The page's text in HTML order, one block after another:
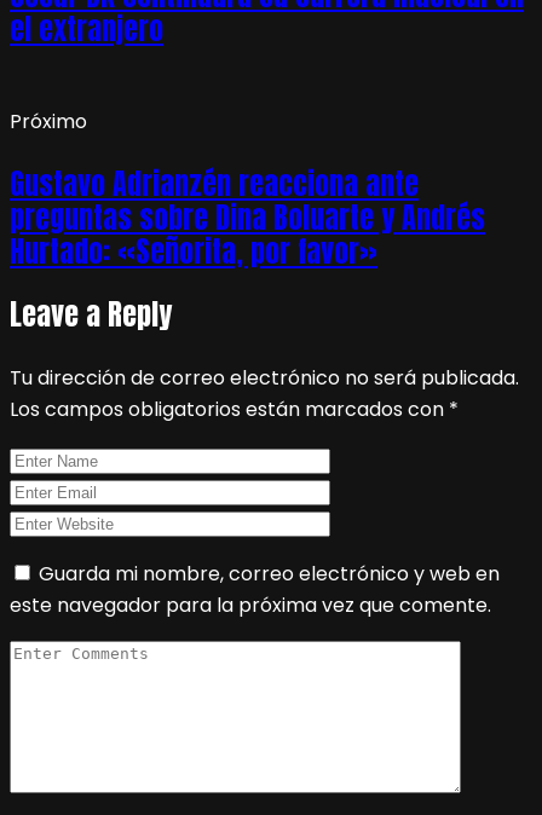
el extranjero
Próximo
Gustavo Adrianzén reacciona ante
preguntas sobre Dina Boluarte y Andrés
Hurtado: «Señorita, por favor»
Leave a Reply
Tu dirección de correo electrónico no será publicada.
Los campos obligatorios están marcados con *
Guarda mi nombre, correo electrónico y web en
este navegador para la próxima vez que comente.